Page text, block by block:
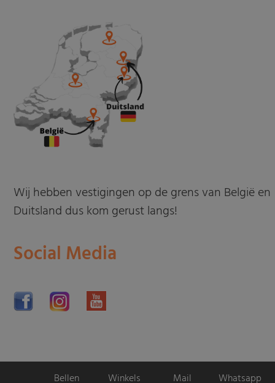
Wij hebben vestigingen op de grens van België en
Duitsland dus kom gerust langs!
Social Media
Bellen Winkels Mail Whatsapp